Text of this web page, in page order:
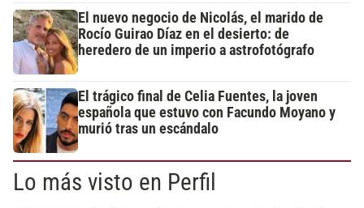
El nuevo negocio de Nicolás, el marido de
Rocío Guirao Díaz en el desierto: de
heredero de un imperio a astrofotógrafo
El trágico final de Celia Fuentes, la joven
española que estuvo con Facundo Moyano y
murió tras un escándalo
Lo más visto en Perfil